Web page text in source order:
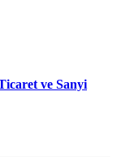
ve Sanyi